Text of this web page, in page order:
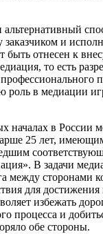
и
быть отнесен к
то есть
роль в медиации
началах в России
25 лет,
В задачи
между сторонами
для
избежать
процесса и
обе стороны.